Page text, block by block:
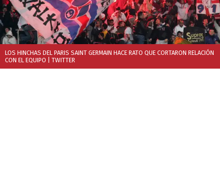
LOS HINCHAS DEL PARIS SAINT GERMAIN HACE RATO QUE CORTARON RELACIÓN
CON EL EQUIPO | TWITTER